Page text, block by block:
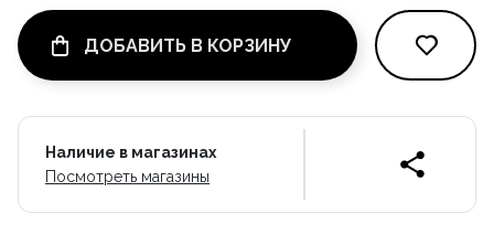
ДОБАВИТЬ В КОРЗИНУ
Наличие в магазинах
Посмотреть магазины